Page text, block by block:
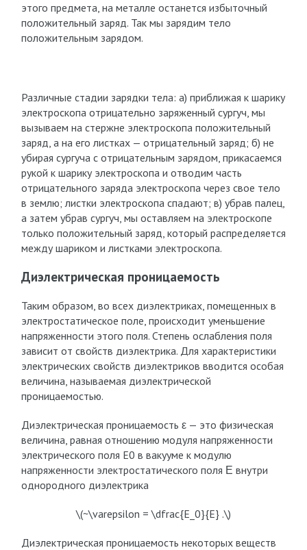
этого предмета, на металле останется избыточный
положительный заряд. Так мы зарядим тело
положительным зарядом.
Различные стадии зарядки тела: а) приближая к шарику
электроскопа отрицательно заряженный сургуч, мы
вызываем на стержне электроскопа положительный
заряд, а на его листках — отрицательный заряд; б) не
убирая сургуча с отрицательным зарядом, прикасаемся
рукой к шарику электроскопа и отводим часть
отрицательного заряда электроскопа через свое тело
в землю; листки электроскопа спадают; в) убрав палец,
а затем убрав сургуч, мы оставляем на электроскопе
только положительный заряд, который распределяется
между шариком и листками электроскопа.
Диэлектрическая проницаемость
Таким образом, во всех диэлектриках, помещенных в
электростатическое поле, происходит уменьшение
напряженности этого поля. Степень ослабления поля
зависит от свойств диэлектрика. Для характеристики
электрических свойств диэлектриков вводится особая
величина, называемая диэлектрической
проницаемостью.
Диэлектрическая проницаемость ε — это физическая
величина, равная отношению модуля напряженности
электрического поля E0 в вакууме к модулю
напряженности электростатического поля Ε внутри
однородного диэлектрика
\(~\varepsilon = \dfrac{E_0}{E} .\)
Диэлектрическая проницаемость некоторых веществ